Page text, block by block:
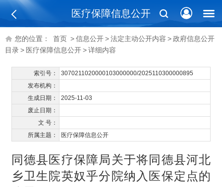
医疗保障信息公开
您的位置： 首页 >信息公开>法定主动公开内容 >政府信息公开
目录> 医疗保障信息公开>详细内容
索引号：
3070211020000103000000/2025110300000895
发布机构：
生成日期：
2025-11-03
废止日期：
文 号：
所属主题：
医疗保障信息公开
同德县医疗保障局关于将同德县河北
乡卫生院英奴乎分院纳入医保定点的